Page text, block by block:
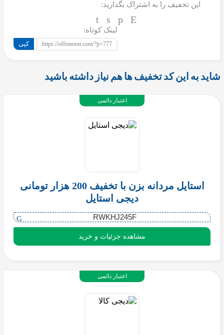
این تخفیف را به اشتراک بگذارید:
لینک کوتاه:
https://offemoon.com/?p=777 کپی
شاید به این کد تخفیف ها هم نیاز داشته باشید
استایل مردانه بزن با تخفیف 200 هزار تومانی
دیجی استایل
RWKHJ245F
مشاهده جزئیات و خرید
اعتبار دائمی
اعتبار دائمی